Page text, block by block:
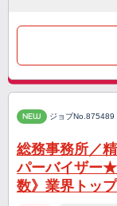
NEW ジョブNo.875489
総務事務所／
パーバイザー
数》業界トッ